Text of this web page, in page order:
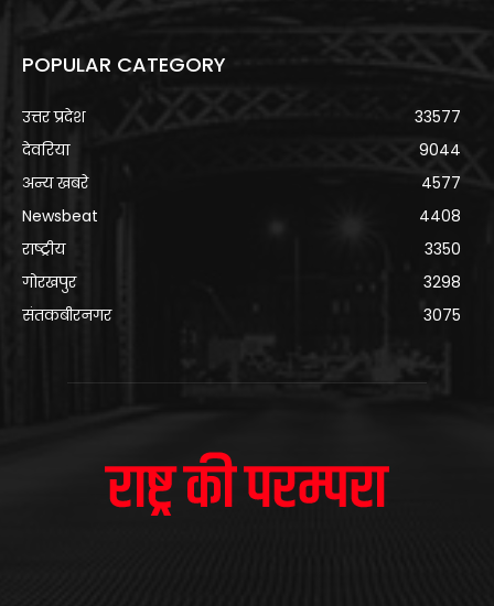
POPULAR CATEGORY
उत्तर प्रदेश
33577
देवरिया
9044
अन्य खबरे
4577
Newsbeat
4408
राष्ट्रीय
3350
गोरखपुर
3298
संतकबीरनगर
3075